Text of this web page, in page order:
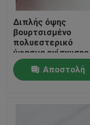
Σπίτι
Διπλής όψης
βουρτσισμένο
πολυεστερικό
ύφασμα ενίσχυσης
γραβάτας βαμμένο
υφαντό για γραβάτα
Αποστολή